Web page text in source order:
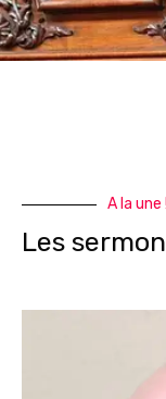
A la une !
Les